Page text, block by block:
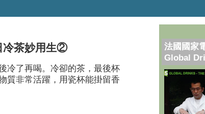
冷茶妙用生②
冷了再喝。冷卻的茶，最後杯
質非常活躍，用瓷杯能掛留香
法國國家
Global